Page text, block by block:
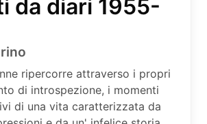
da diari 1955-
ripercorre attraverso i propri
di introspezione, i momenti
di una vita caratterizzata da